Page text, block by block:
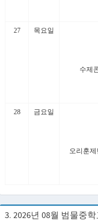
27 목요일
수제
28 금요일
오리훈
3. 2026년 08월 범물중